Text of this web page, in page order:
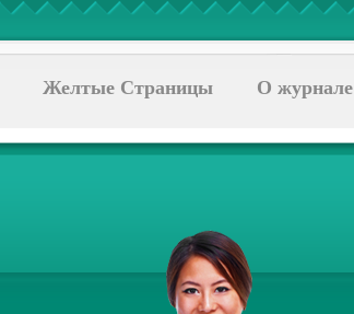
Желтые Страницы О журнале